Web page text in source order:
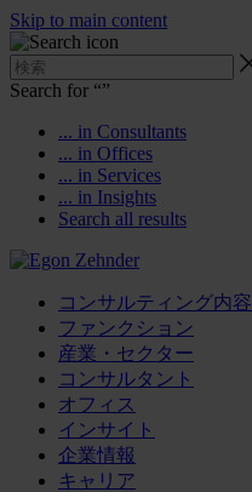
Skip to main content
Search for “”
... in Consultants
... in Offices
... in Services
... in Insights
Search all results
コンサルティング内容
ファンクション
産業・セクター
コンサルタント
オフィス
インサイト
企業情報
キャリア